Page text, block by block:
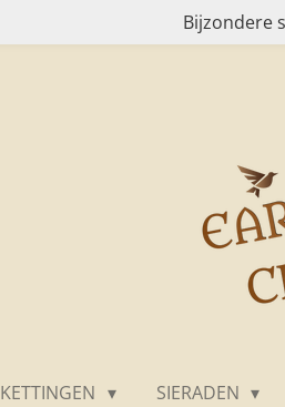
Bijzondere
KETTINGEN SIERADEN